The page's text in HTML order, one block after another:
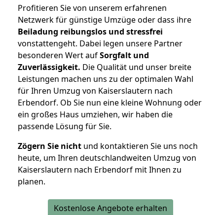
Profitieren Sie von unserem erfahrenen
Netzwerk für günstige Umzüge oder dass ihre
Beiladung reibungslos und stressfrei
vonstattengeht. Dabei legen unsere Partner
besonderen Wert aufSorgfalt und
Zuverlässigkeit. Die Qualität und unser breite
Leistungen machen uns zu der optimalen Wahl
für Ihren Umzug von Kaiserslautern nach
Erbendorf. Ob Sie nun eine kleine Wohnung oder
ein großes Haus umziehen, wir haben die
passende Lösung für Sie.
Zögern Sie nicht und kontaktieren Sie uns noch
heute, um Ihren deutschlandweiten Umzug von
Kaiserslautern nach Erbendorf mit Ihnen zu
planen.
Kostenlose Angebote erhalten